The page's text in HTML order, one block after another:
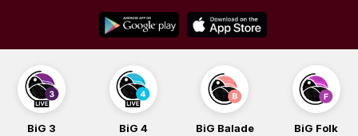
content
BiG 3 BiG 4 BiG Balade BiG Folk